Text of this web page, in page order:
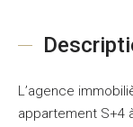
L’agence
appartement S+4